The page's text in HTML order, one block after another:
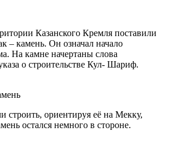
Казанского Кремля поставили
– камень. Он означал начало
На камне начертаны слова
о строительстве Кул- Шариф.
строить, ориентируя её на Мекку,
остался немного в стороне.